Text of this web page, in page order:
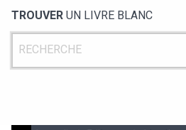
TROUVER UN LIVRE BLANC